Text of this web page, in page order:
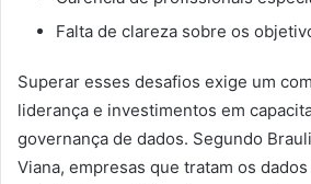
Falta de clareza sobre os
Superar esses desafios exige um
liderança e investimentos em
governança de dados. Segundo
Viana, empresas que tratam os